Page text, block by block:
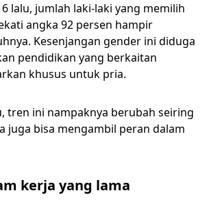
lalu, jumlah laki-laki yang memilih
angka 92 persen hampir
Kesenjangan gender ini diduga
pendidikan yang berkaitan
khusus untuk pria.
tren ini nampaknya berubah seiring
juga bisa mengambil peran dalam
kerja yang lama